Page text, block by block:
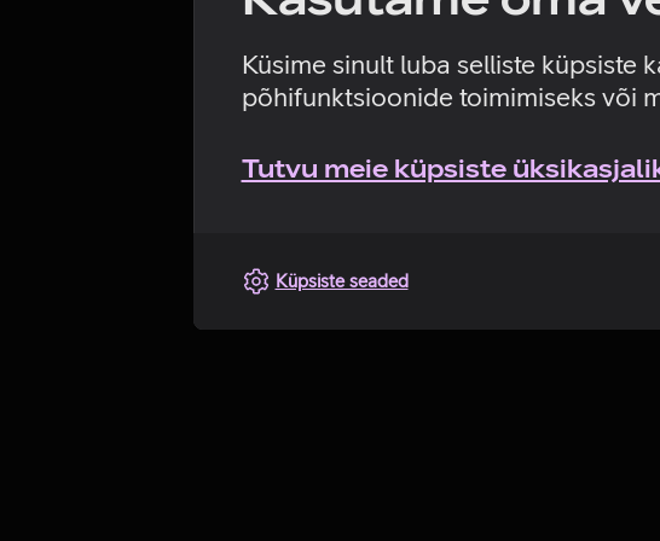
Küsime sinult luba selliste küpsiste
põhifunktsioonide toimimiseks või
Tutvu meie küpsiste
Küpsiste seaded